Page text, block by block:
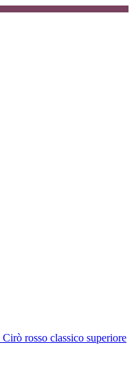
rosso classico superiore